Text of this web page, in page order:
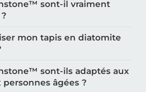
sont-il vraiment
mon tapis en diatomite
sont-ils adaptés aux
âgées ?